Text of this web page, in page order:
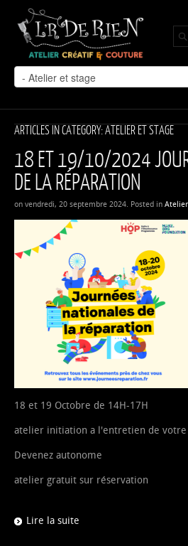
ARTICLES IN CATEGORY: ATELIER ET STAGE
18 ET 19/10/2024
DE LA RÉPARATION
on vendredi, 20 septembre 2024. Posted in
18 et 19 Octobre de 14H-17H
atelier initiation a l'entretien de votre
Devenez autonome
atelier gratuit sur réservation
Lire la suite